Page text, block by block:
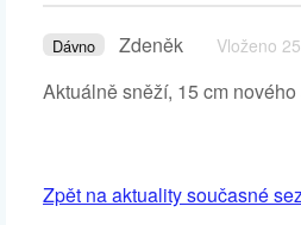
Dávno Zdeněk Vloženo
Aktuálně sněží, 15 cm nového
Zpět na aktuality současné